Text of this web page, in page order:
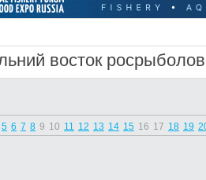
восток
5 6 7 8 9 10 11 12 13 14 15 16 17 18 19